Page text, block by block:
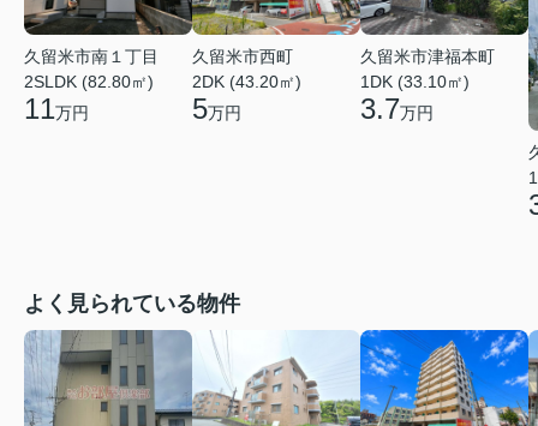
久留米市南１丁目
2SLDK (82.80㎡)
11万円
久留米市西町
2DK (43.20㎡)
5万円
久留米市津福本町
1DK (33.10㎡)
3.7万円
よく見られている物件